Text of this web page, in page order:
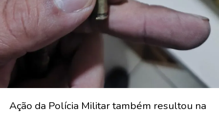
Ação da Polícia Militar também resultou na